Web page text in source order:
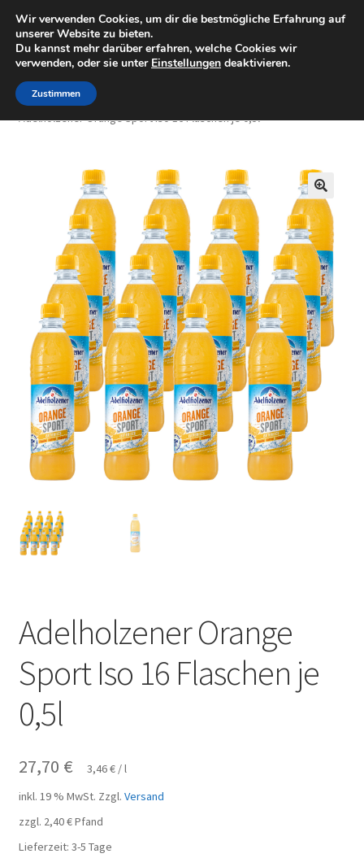
Zur
Navigation
springen
Zum
Inhalt
springen
Minigolfartikel
Shop
Mein Konto
Start Getränke
Adelholzener Orange Sport Iso 16 Flaschen je 0,5l
🔍
Adelholzener Orange
Sport Iso 16 Flaschen je
0,5l
27,70 € 3,46€ /l
inkl. 19 % MwSt. Zzgl. Versand
zzgl. 2,40€Pfand
Lieferzeit: 3-5 Tage
Wir verwenden Cookies, um dir die bestmögliche Erfahrung auf
unserer Website zu bieten.
Du kannst mehr darüber erfahren, welche Cookies wir
verwenden, oder sie unter Einstellungen deaktivieren.
Zustimmen